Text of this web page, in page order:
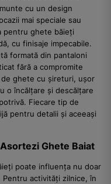
cu un design
mai speciale sau
pentru ghete băieți
cu finisaje impecabile.
formată din pantaloni
fără a compromite
ghete cu șireturi, ușor
o încălțare și descălțare
Fiecare tip de
pentru detalii și aceeași
Ghete Baiat
poate influența nu doar
activități zilnice, în